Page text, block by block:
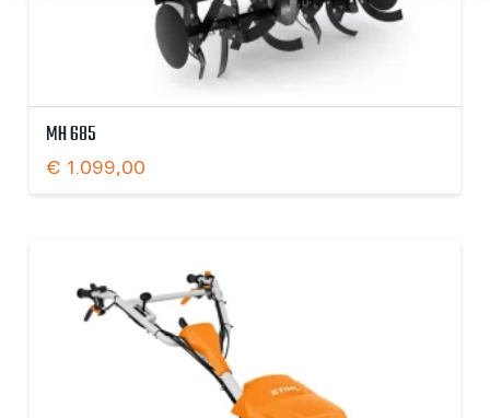
MH 685
€ 1.099,00